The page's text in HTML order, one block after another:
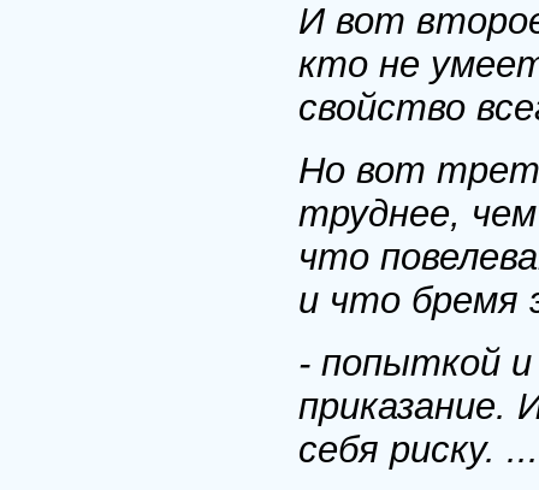
И вот
кто не
свойство
Но вот
труднее,
что
и что бремя
- попыткой и
приказание.
себя риску. ...